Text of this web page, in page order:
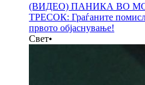
(ВИДЕО) ПАНИКА ВО
ТРЕСОК: Граѓаните
првото објаснување!
Свет•